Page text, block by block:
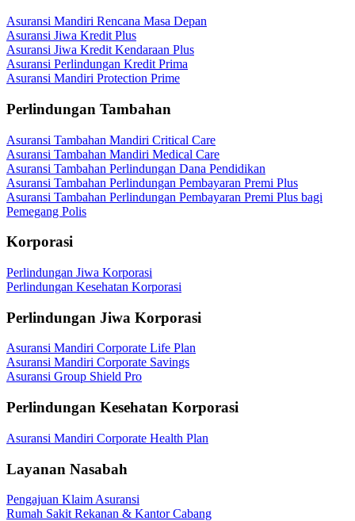
Asuransi Mandiri Rencana Masa Depan
Asuransi Jiwa Kredit Plus
Asuransi Jiwa Kredit Kendaraan Plus
Asuransi Perlindungan Kredit Prima
Asuransi Mandiri Protection Prime
Perlindungan Tambahan
Asuransi Tambahan Mandiri Critical Care
Asuransi Tambahan Mandiri Medical Care
Asuransi Tambahan Perlindungan Dana Pendidikan
Asuransi Tambahan Perlindungan Pembayaran Premi Plus
Asuransi Tambahan Perlindungan Pembayaran Premi Plus bagi
Pemegang Polis
Korporasi
Perlindungan Jiwa Korporasi
Perlindungan Kesehatan Korporasi
Perlindungan Jiwa Korporasi
Asuransi Mandiri Corporate Life Plan
Asuransi Mandiri Corporate Savings
Asuransi Group Shield Pro
Perlindungan Kesehatan Korporasi
Asuransi Mandiri Corporate Health Plan
Layanan Nasabah
Pengajuan Klaim Asuransi
Rumah Sakit Rekanan & Kantor Cabang